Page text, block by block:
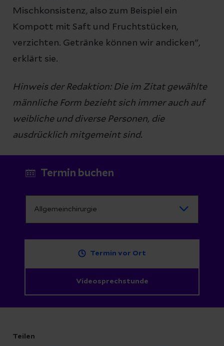
Mischkonsistenz, also zum Beispiel ein
Kompott mit Saft und Fruchtstücken,
verzichten. Getränke können wir andicken",
erklärt sie.
Hinweis der Redaktion: Die im Zitat gewählte
männliche Form bezieht sich immer auch auf
weibliche und diverse Personen, die
ausdrücklich mitgemeint sind.
Termin buchen
Termin vor Ort
Videosprechstunde
Teilen